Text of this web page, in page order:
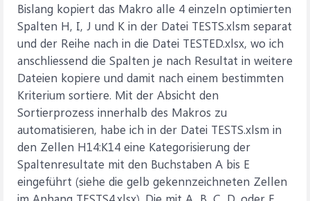
Bislang kopiert das Makro alle 4 einzeln optimierten
Spalten H, I, J und K in der Datei TESTS.xlsm separat
und der Reihe nach in die Datei TESTED.xlsx, wo ich
anschliessend die Spalten je nach Resultat in weitere
Dateien kopiere und damit nach einem bestimmten
Kriterium sortiere. Mit der Absicht den
Sortierprozess innerhalb des Makros zu
automatisieren, habe ich in der Datei TESTS.xlsm in
den Zellen H14:K14 eine Kategorisierung der
Spaltenresultate mit den Buchstaben A bis E
eingeführt (siehe die gelb gekennzeichneten Zellen